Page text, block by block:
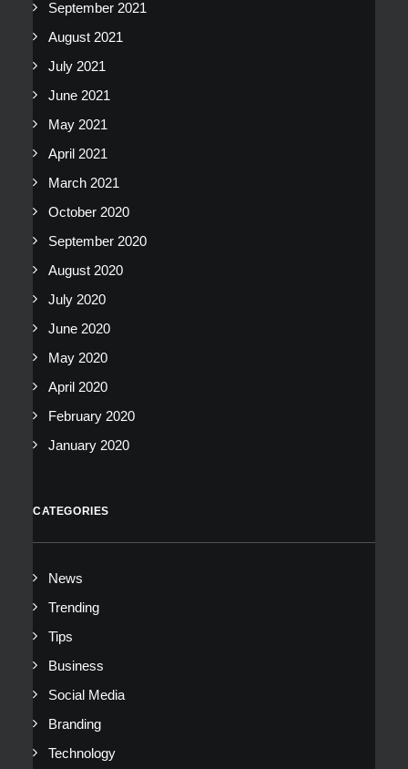
September 2021
August 2021
July 2021
June 2021
May 2021
April 2021
March 2021
October 2020
September 2020
August 2020
July 2020
June 2020
May 2020
April 2020
February 2020
January 2020
CATEGORIES
News
Trending
Tips
Business
Social Media
Branding
Technology